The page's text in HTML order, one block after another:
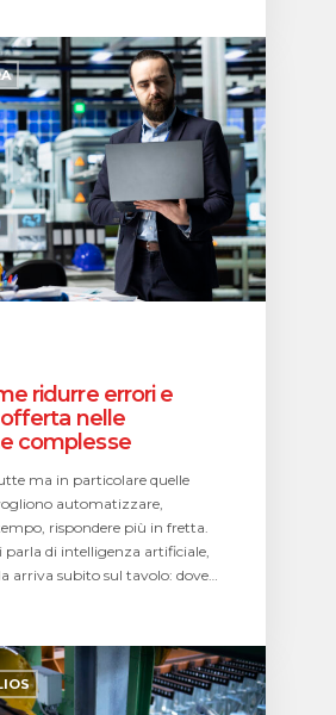
CPQ:
come
ridurre
errori
e
tempi
di
offerta
nelle
macchine
complesse
ridurre errori e
nelle
complesse
ma in particolare quelle
automatizzare,
rispondere più in fretta.
parla di intelligenza artificiale,
arriva subito sul tavolo: dove…
Manufacturing
Execution
System